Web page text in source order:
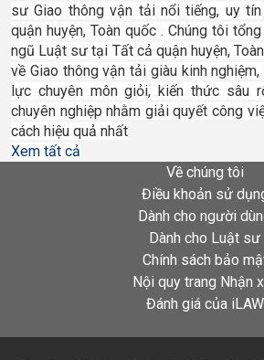
sư Giao thông vận tải nổi tiếng, uy
quận huyện, Toàn quốc . Chúng tôi
ngũ Luật sư tại Tất cả quận huyện,
về Giao thông vận tải giàu kinh
lực chuyên môn giỏi, kiến thức sâu
chuyên nghiệp nhằm giải quyết công
cách hiệu quả nhất
Xem tất cả
Về chúng tôi
Điều khoản sử
Dành cho người
Dành cho Luật sư
Chính sách bảo
Nội quy trang Nhận
Đánh giá của iLAW